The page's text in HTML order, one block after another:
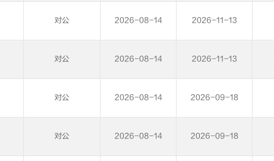
对公 2026-08-14 2026-11-13
对公 2026-08-14 2026-11-13
对公 2026-08-14 2026-09-18
对公 2026-08-14 2026-09-18